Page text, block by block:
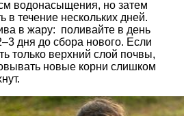
водонасыщения, но затем
в течение нескольких дней.
в жару: поливайте в день
дня до сбора нового. Если
только верхний слой почвы,
новые корни слишком